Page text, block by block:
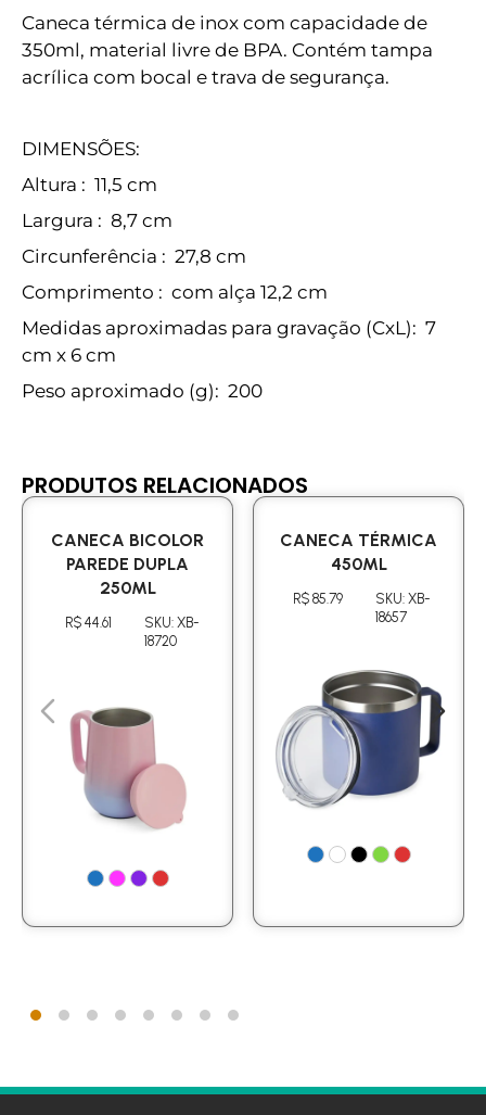
Caneca térmica de inox com capacidade de
350ml, material livre de BPA. Contém tampa
acrílica com bocal e trava de segurança.
DIMENSÕES:
Altura : 11,5 cm
Largura : 8,7 cm
Circunferência : 27,8 cm
Comprimento : com alça 12,2 cm
Medidas aproximadas para gravação (CxL): 7
cm x 6 cm
Peso aproximado (g): 200
PRODUTOS RELACIONADOS
CANECA BICOLOR
PAREDE DUPLA
250ML
R$ 44.61
SKU: XB-
18720
CANECA TÉRMICA
450ML
R$ 85.79
SKU: XB-
18657